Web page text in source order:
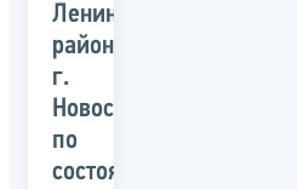
Ленинскому
району
г.
Новосибирска,
по
состоянию